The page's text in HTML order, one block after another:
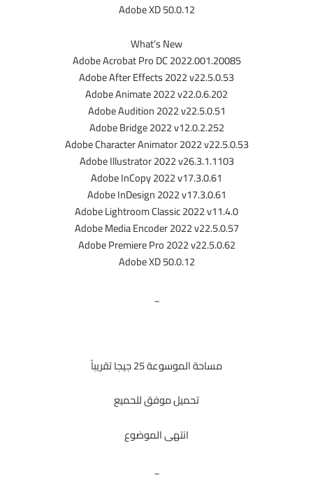
Adobe XD 50.0.12
What’s New
Adobe Acrobat Pro DC 2022.001.20085
Adobe After Effects 2022 v22.5.0.53
Adobe Animate 2022 v22.0.6.202
Adobe Audition 2022 v22.5.0.51
Adobe Bridge 2022 v12.0.2.252
Adobe Character Animator 2022 v22.5.0.53
Adobe Illustrator 2022 v26.3.1.1103
Adobe InCopy 2022 v17.3.0.61
Adobe InDesign 2022 v17.3.0.61
Adobe Lightroom Classic 2022 v11.4.0
Adobe Media Encoder 2022 v22.5.0.57
Adobe Premiere Pro 2022 v22.5.0.62
Adobe XD 50.0.12
_
مساحة الموسوعة 25 جيجا تقريباً
تحميل موفق للحميع
انتهى الموضوع
_